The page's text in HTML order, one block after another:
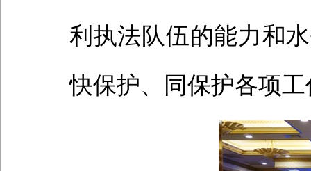
利执法队伍的能力和
快保护、同保护各项